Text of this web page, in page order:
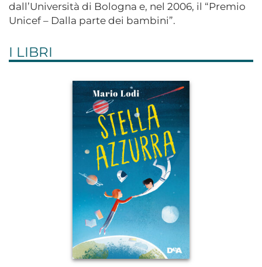
dall’Università di Bologna e, nel 2006, il “Premio
Unicef – Dalla parte dei bambini”.
I LIBRI